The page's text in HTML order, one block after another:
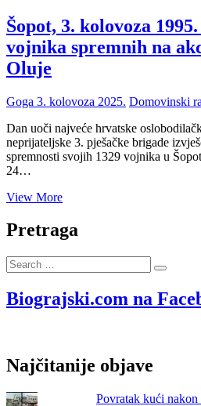
Šopot, 3. kolovoza
vojnika spremnih na
Oluje
Goga 3. kolovoza 2025. Domovinski
Dan uoči najveće hrvatske
neprijateljske 3. pješačke brigade
spremnosti svojih 1329 vojnika u
24…
View MoreŠopot,
kolovoza
1995.
vojnika
spremnih
dan
prije
Pretraga
Search
…
Biograjski.com na
Najčitanije objave
Povratak kući